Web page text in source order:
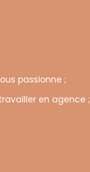
passionne ;
en agence ;